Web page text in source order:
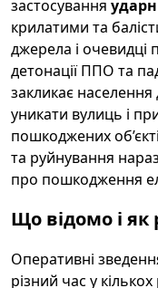
застосування
крилатими та
джерела і очевидці
детонації ППО та
закликає
уникати вулиць і
пошкоджених
та руйнування
про пошкодження
Що відомо і як
Оперативні
різний час у